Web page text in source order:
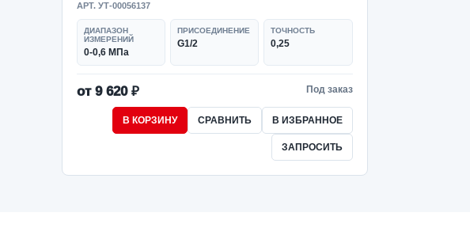
АРТ. УТ-00056137
ДИАПАЗОН
ИЗМЕРЕНИЙ
0-0,6 МПа
ПРИСОЕДИНЕНИЕ
G1/2
ТОЧНОСТЬ
0,25
от 9 620 ₽ Под заказ
В КОРЗИНУ СРАВНИТЬ В ИЗБРАННОЕ
ЗАПРОСИТЬ